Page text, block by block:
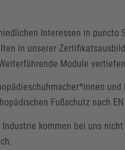
Interessen in puncto
in unserer
Module
Fußschutz nach
kommen bei uns